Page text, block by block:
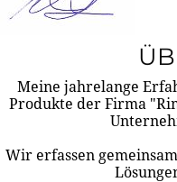
Meine jahrelange
Produkte der Firma
Wir erfassen